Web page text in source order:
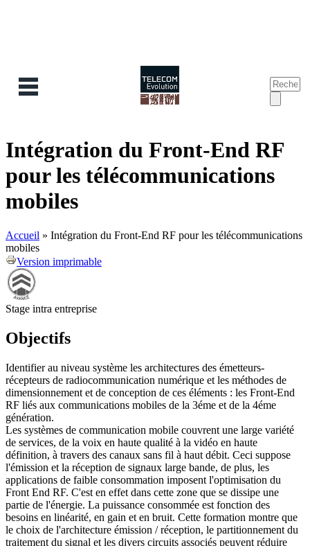
de
Intégration du Front-End RF
pour les télécommunications
mobiles
Accueil » Intégration du Front-End RF pour les télécommunications
mobiles
Version imprimable
Stage intra entreprise
Objectifs
Identifier au niveau système les architectures des émetteurs-
récepteurs de radiocommunication numérique et les méthodes de
dimensionnement et de conception de ces éléments : les Front-End
RF liés aux communications mobiles de la 3éme et de la 4éme
génération.
Les systèmes de communication mobile couvrent une large variété
de services, de la voix en haute qualité à la vidéo en haute
définition, à travers des canaux sans fil à haut débit. Ceci suppose
l'émission et la réception de signaux large bande, de plus, les
applications de faible consommation imposent l'optimisation du
Front End RF. C'est en effet dans cette zone que se dissipe une
partie de l'énergie. La puissance consommée est fonction des
besoins en linéarité, en gain et en bruit. Cette formation montre que
le choix de l'architecture émission / réception, le partitionnement du
traitement du signal et les divers circuits associés peuvent réduire